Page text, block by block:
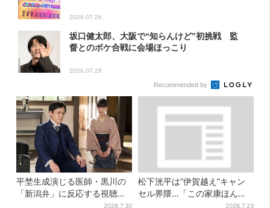
2026.07.26
坂口健太郎、大阪で“知らんけど”初挑戦 監
督とのボケ合戦に会場ほっこり
2026.07.28
Recommended by
平埜生成演じる医師・黒川の
「新潟弁」に反応する視聴者
2026.7.30
松下洸平は“伊賀越え”キャン
セル界隈…「この家康ほんと
憎たらしいな」【豊臣兄弟】
2026.7.23